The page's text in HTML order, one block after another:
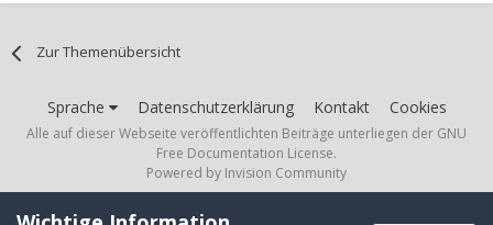
Zur Themenübersicht
Sprache Datenschutzerklärung Kontakt Cookies
Alle auf dieser Webseite veröffentlichten Beiträge unterliegen der GNU
Free Documentation License.
Powered by Invision Community